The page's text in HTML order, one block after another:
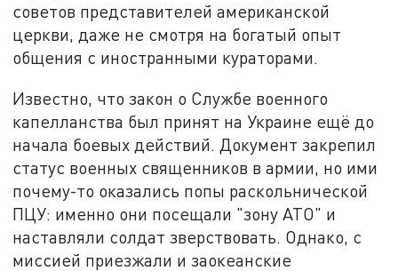
советов представителей американской
церкви, даже не смотря на богатый опыт
общения с иностранными кураторами.
Известно, что закон о Службе военного
капелланства был принят на Украине ещё до
начала боевых действий. Документ закрепил
статус военных священников в армии, но ими
почему-то оказались попы раскольнической
ПЦУ: именно они посещали "зону АТО" и
наставляли солдат зверствовать. Однако, с
миссией приезжали и заокеанские